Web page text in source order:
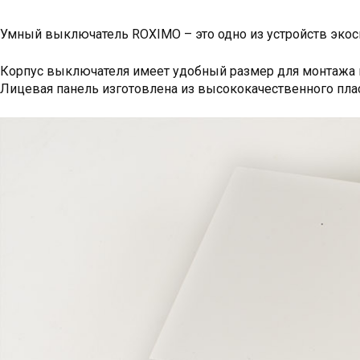
Умный выключатель ROXIMO – это одно из устройств
Корпус выключателя имеет удобный размер для монтажа
Лицевая панель изготовлена из высококачественного